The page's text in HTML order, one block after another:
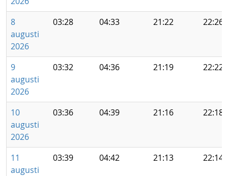
8
augusti
2026
03:28 04:33 21:22 22:26
9
augusti
2026
03:32 04:36 21:19 22:22
10
augusti
2026
03:36 04:39 21:16 22:18
11
augusti
03:39 04:42 21:13 22:14